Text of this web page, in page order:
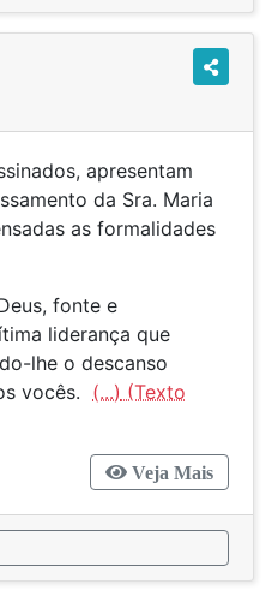
apresentam
da Sra. Maria
as formalidades
fonte e
liderança que
lhe o descanso
vocês. (...)
Veja Mais